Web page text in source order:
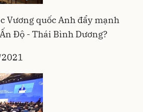
Vương quốc Anh đẩy mạnh
Độ - Thái Bình Dương?